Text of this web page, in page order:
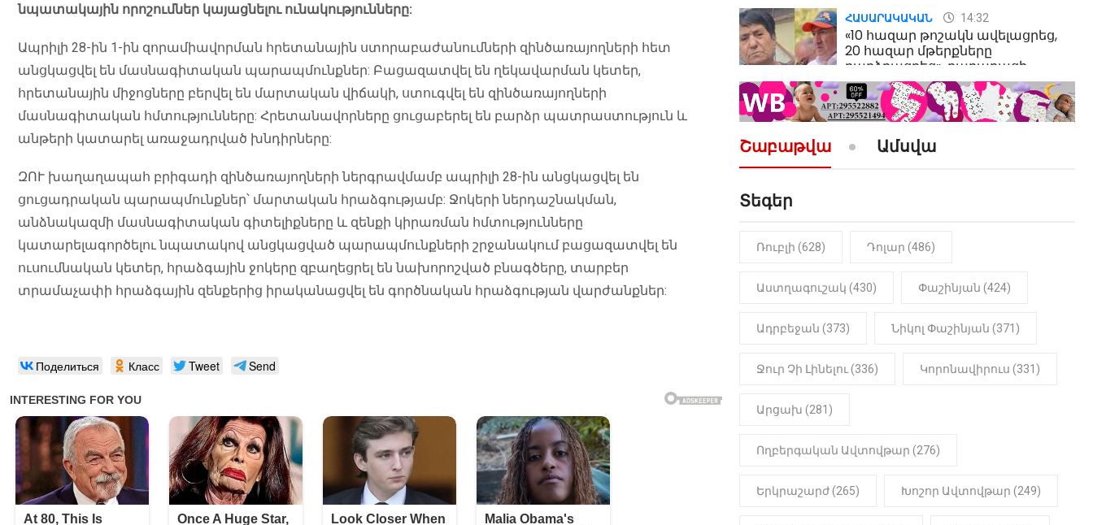
նպատակային որոշումներ կայացնելու ունակությունները:
Ապրիլի 28-ին 1-ին զորամիավորման հրետանային ստորաբաժանումների զինծառայողների հետ
անցկացվել են մասնագիտական պարապմունքներ: Բացազատվել են ղեկավարման կետեր,
հրետանային միջոցները բերվել են մարտական վիճակի, ստուգվել են զինծառայողների
մասնագիտական հմտությունները: Հրետանավորները ցուցաբերել են բարձր պատրաստություն և
անթերի կատարել առաջադրված խնդիրները:
ԶՈՒ խաղաղապահ բրիգադի զինծառայողների ներգրավմամբ ապրիլի 28-ին անցկացվել են
ցուցադրական պարապմունքներ՝ մարտական հրաձգությամբ: Ջոկերի ներդաշնակման,
անձնակազմի մասնագիտական գիտելիքները և զենքի կիրառման հմտությունները
կատարելագործելու նպատակով անցկացված պարապմունքների շրջանակում բացազատվել են
ուսումնական կետեր, հրաձգային ջոկերը զբաղեցրել են նախորոշված բնագծերը, տարբեր
տրամաչափի հրաձգային զենքերից իրականացվել են գործնական հրաձգության վարժանքներ:
Поделиться Класс Tweet Send
ՀԱՍԱՐԱԿԱԿԱՆ 14:32
«10 հազար թոշակն ավելացրեց,
20 հազար մթերքները
բարձրացրեց». քաղաքացի
(տեսանյութ)
ՔԱՂԱՔԱԿԱՆ 10:52
«Լեզվիդ տալու փոխարեն
արտաբերիր այս երկու
նախադասությունը»․ Իշխան
Նիկոլ Փաշինյան
ԻՐԱԴԱՐՁԱՅԻՆ 22:01
հայտնաբերվել է
մանկապղծության համար
մարմինը
Շաբաթվա Ամսվա
Տեգեր
Ռուբլի (628) Դոլար (486)
Աստղագուշակ (430) Փաշինյան (424)
Ադրբեջան (373) Նիկոլ Փաշինյան (371)
Ջուր Չի Լինելու (336) Կորոնավիրուս (331)
Արցախ (281)
Ողբերգական Ավտովթար (276)
Երկրաշարժ (265) Խոշոր Ավտովթար (249)